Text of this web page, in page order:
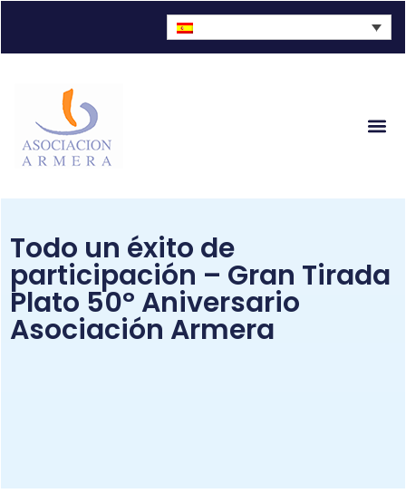
Todo un éxito de
participación – Gran Tirada
Plato 50º Aniversario
Asociación Armera